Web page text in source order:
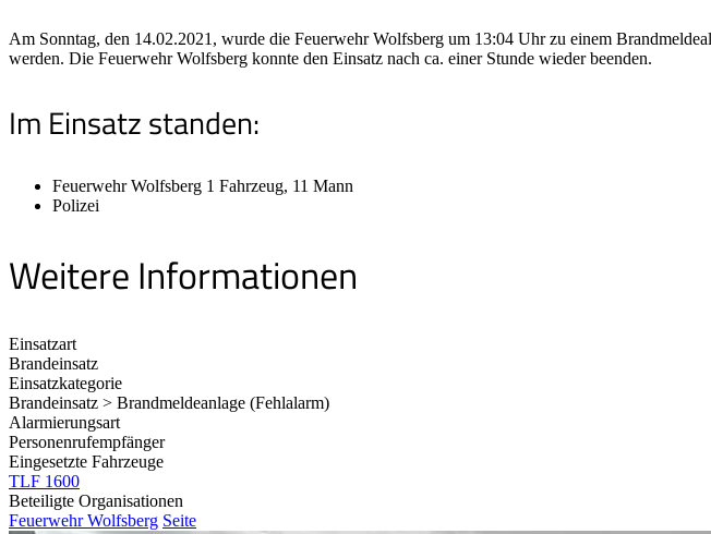
Am Sonntag, den 14.02.2021, wurde die Feuerwehr Wolfsberg um 13:04 Uhr zu einem
werden. Die Feuerwehr Wolfsberg konnte den Einsatz nach ca. einer Stunde wieder beenden.
Im Einsatz standen:
Feuerwehr Wolfsberg 1 Fahrzeug, 11 Mann
Polizei
Weitere Informationen
Einsatzart
Brandeinsatz
Einsatzkategorie
Brandeinsatz > Brandmeldeanlage (Fehlalarm)
Alarmierungsart
Personenrufempfänger
Eingesetzte Fahrzeuge
TLF 1600
Beteiligte Organisationen
Feuerwehr Wolfsberg Seite